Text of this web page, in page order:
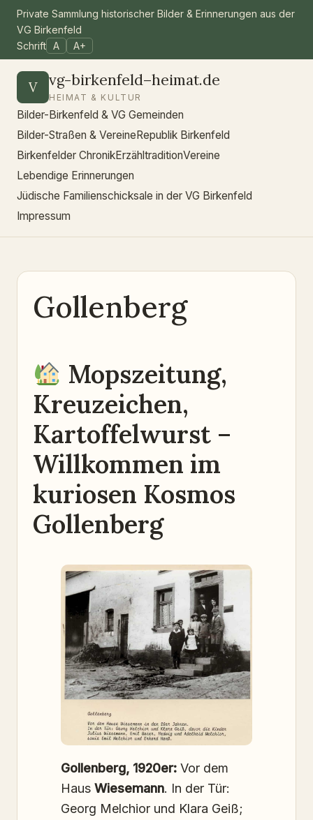
Private Sammlung historischer Bilder & Erinnerungen aus der
VG Birkenfeld
Schrift A A+
V vg-birkenfeld–heimat.de
HEIMAT & KULTUR
Bilder-Birkenfeld & VG Gemeinden
Bilder-Straßen & VereineRepublik Birkenfeld
Birkenfelder ChronikErzähltraditionVereine
Lebendige Erinnerungen
Jüdische Familienschicksale in der VG Birkenfeld
Impressum
Gollenberg
Mopszeitung,
Kreuzeichen,
Kartoffelwurst –
Willkommen im
kuriosen Kosmos
Gollenberg
Gollenberg, 1920er: Vor dem
Haus Wiesemann. In der Tür:
Georg Melchior und Klara Geiß;